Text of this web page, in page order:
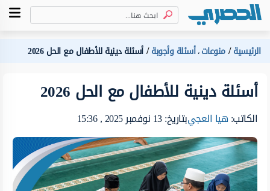
الرئيسية منوعات،أسئلة وأجوبة أسئلة دينية للأطفال مع الحل 2026
أسئلة دينية للأطفال مع الحل 2026
الكاتب:هيا العجيبتاريخ: 13 نوفمبر 2025 , 15:36